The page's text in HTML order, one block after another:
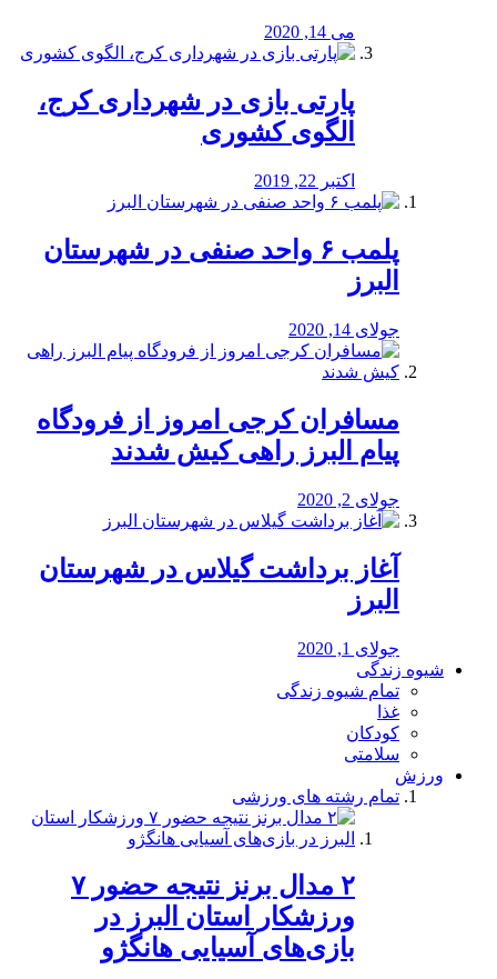
می 14, 2020
پارتی بازی در شهرداری کرج،
الگوی کشوری
اکتبر 22, 2019
پلمب ۶ واحد صنفی در شهرستان
البرز
جولای 14, 2020
مسافران کرجی امروز از فرودگاه
پیام البرز راهی کیش شدند
جولای 2, 2020
آغاز برداشت گیلاس در شهرستان
البرز
جولای 1, 2020
شیوه زندگی
تمام شیوه زندگی
غذا
کودکان
سلامتی
ورزش
تمام رشته های ورزشی
۲ مدال برنز نتیجه حضور ۷
ورزشکار استان البرز در
بازی‌های آسیایی هانگژو